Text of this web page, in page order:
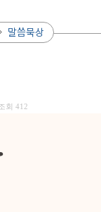
말씀묵상
조회 412